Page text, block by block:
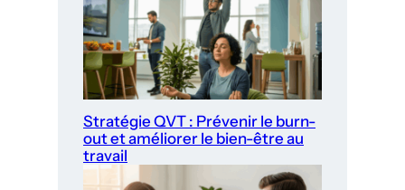
Stratégie QVT : Prévenir le burn-
out et améliorer le bien-être au
travail